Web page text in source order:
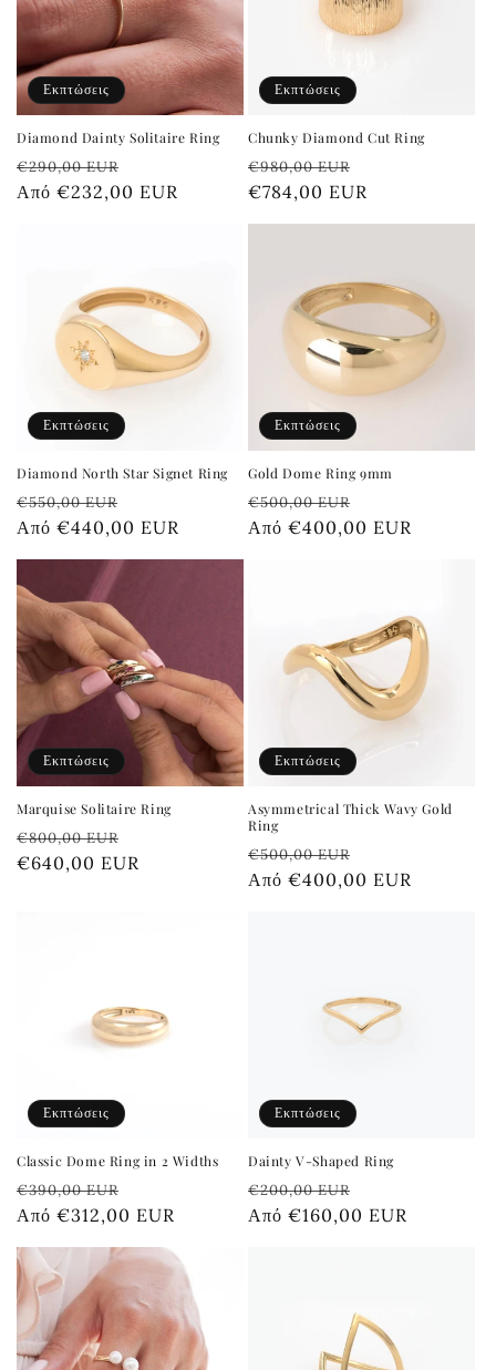
Εκπτώσεις
Diamond Dainty Solitaire Ring
Κανονική
τιμή
€290,00 EUR
έκπτωσης
Από €232,00 EUR
Εκπτώσεις
Chunky Diamond Cut Ring
Κανονική
τιμή
€980,00 EUR
έκπτωσης
€784,00 EUR
Εκπτώσεις
Diamond North Star Signet Ring
Κανονική
τιμή
€550,00 EUR
έκπτωσης
Από €440,00 EUR
Εκπτώσεις
Gold Dome Ring 9mm
Κανονική
τιμή
€500,00 EUR
έκπτωσης
Από €400,00 EUR
Εκπτώσεις
Marquise Solitaire Ring
Κανονική
τιμή
€800,00 EUR
έκπτωσης
€640,00 EUR
Εκπτώσεις
Asymmetrical Thick Wavy Gold
Ring
Κανονική
τιμή
€500,00 EUR
έκπτωσης
Από €400,00 EUR
Εκπτώσεις
Classic Dome Ring in 2 Widths
Κανονική
τιμή
€390,00 EUR
έκπτωσης
Από €312,00 EUR
Εκπτώσεις
Dainty V-Shaped Ring
Κανονική
τιμή
€200,00 EUR
έκπτωσης
Από €160,00 EUR